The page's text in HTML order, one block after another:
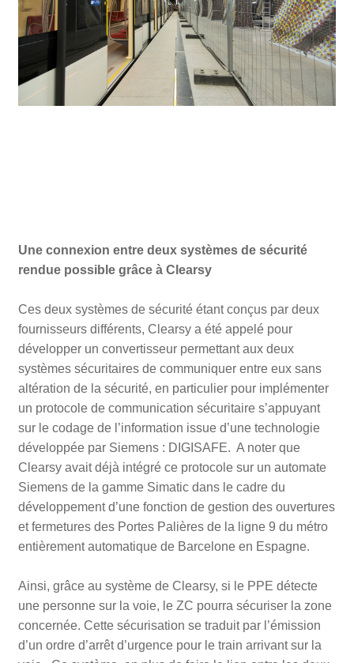
Une connexion entre deux systèmes de sécurité
rendue possible grâce à Clearsy
Ces deux systèmes de sécurité étant conçus par deux
fournisseurs différents, Clearsy a été appelé pour
développer un convertisseur permettant aux deux
systèmes sécuritaires de communiquer entre eux sans
altération de la sécurité, en particulier pour implémenter
un protocole de communication sécuritaire s’appuyant
sur le codage de l’information issue d’une technologie
développée par Siemens : DIGISAFE. A noter que
Clearsy avait déjà intégré ce protocole sur un automate
Siemens de la gamme Simatic dans le cadre du
développement d’une fonction de gestion des ouvertures
et fermetures des Portes Palières de la ligne 9 du métro
entièrement automatique de Barcelone en Espagne.
Ainsi, grâce au système de Clearsy, si le PPE détecte
une personne sur la voie, le ZC pourra sécuriser la zone
concernée. Cette sécurisation se traduit par l’émission
d’un ordre d’arrêt d’urgence pour le train arrivant sur la